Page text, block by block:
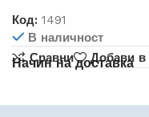
Код:1491
В наличност
Сравни
Добави
Начин на доставка